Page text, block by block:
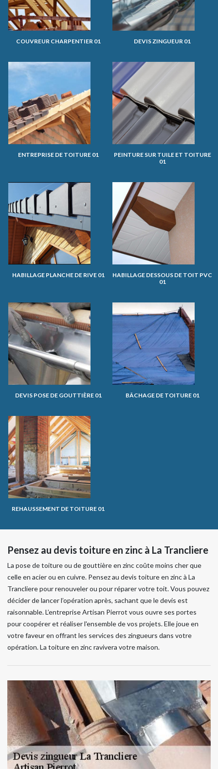
COUVREUR CHARPENTIER 01 DEVIS ZINGUEUR 01
ENTREPRISE DE TOITURE 01
PEINTURE SUR TUILE ET TOITURE
01
HABILLAGE PLANCHE DE RIVE 01
HABILLAGE DESSOUS DE TOIT PVC
01
DEVIS POSE DE GOUTTIÈRE 01 BÂCHAGE DE TOITURE 01
REHAUSSEMENT DE TOITURE 01
Pensez au devis toiture en zinc à La Trancliere
La pose de toiture ou de gouttière en zinc coûte moins cher que
celle en acier ou en cuivre. Pensez au devis toiture en zinc à La
Trancliere pour renouveler ou pour réparer votre toit. Vous pouvez
décider de lancer l’opération après, sachant que le devis est
raisonnable. L’entreprise Artisan Pierrot vous ouvre ses portes
pour coopérer et réaliser l'ensemble de vos projets. Elle joue en
votre faveur en offrant les services des zingueurs dans votre
opération. La toiture en zinc ravivera votre maison.